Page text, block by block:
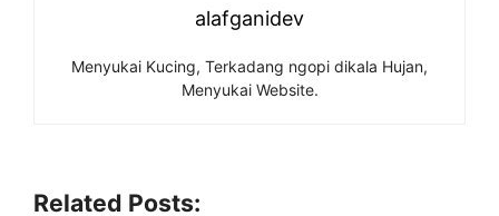
alafganidev
Menyukai Kucing, Terkadang ngopi dikala Hujan,
Menyukai Website.
Related Posts: